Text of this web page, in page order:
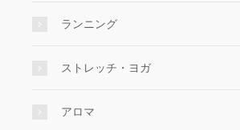
ランニング
ストレッチ・ヨガ
アロマ